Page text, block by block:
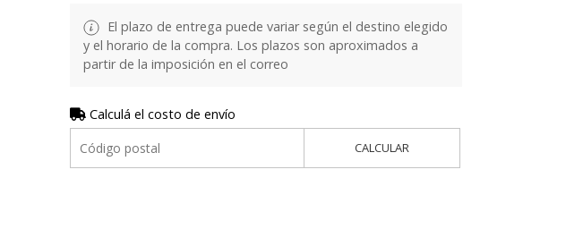
El plazo de entrega puede variar según el destino elegido
y el horario de la compra. Los plazos son aproximados a
partir de la imposición en el correo
Calculá el costo de envío
CALCULAR